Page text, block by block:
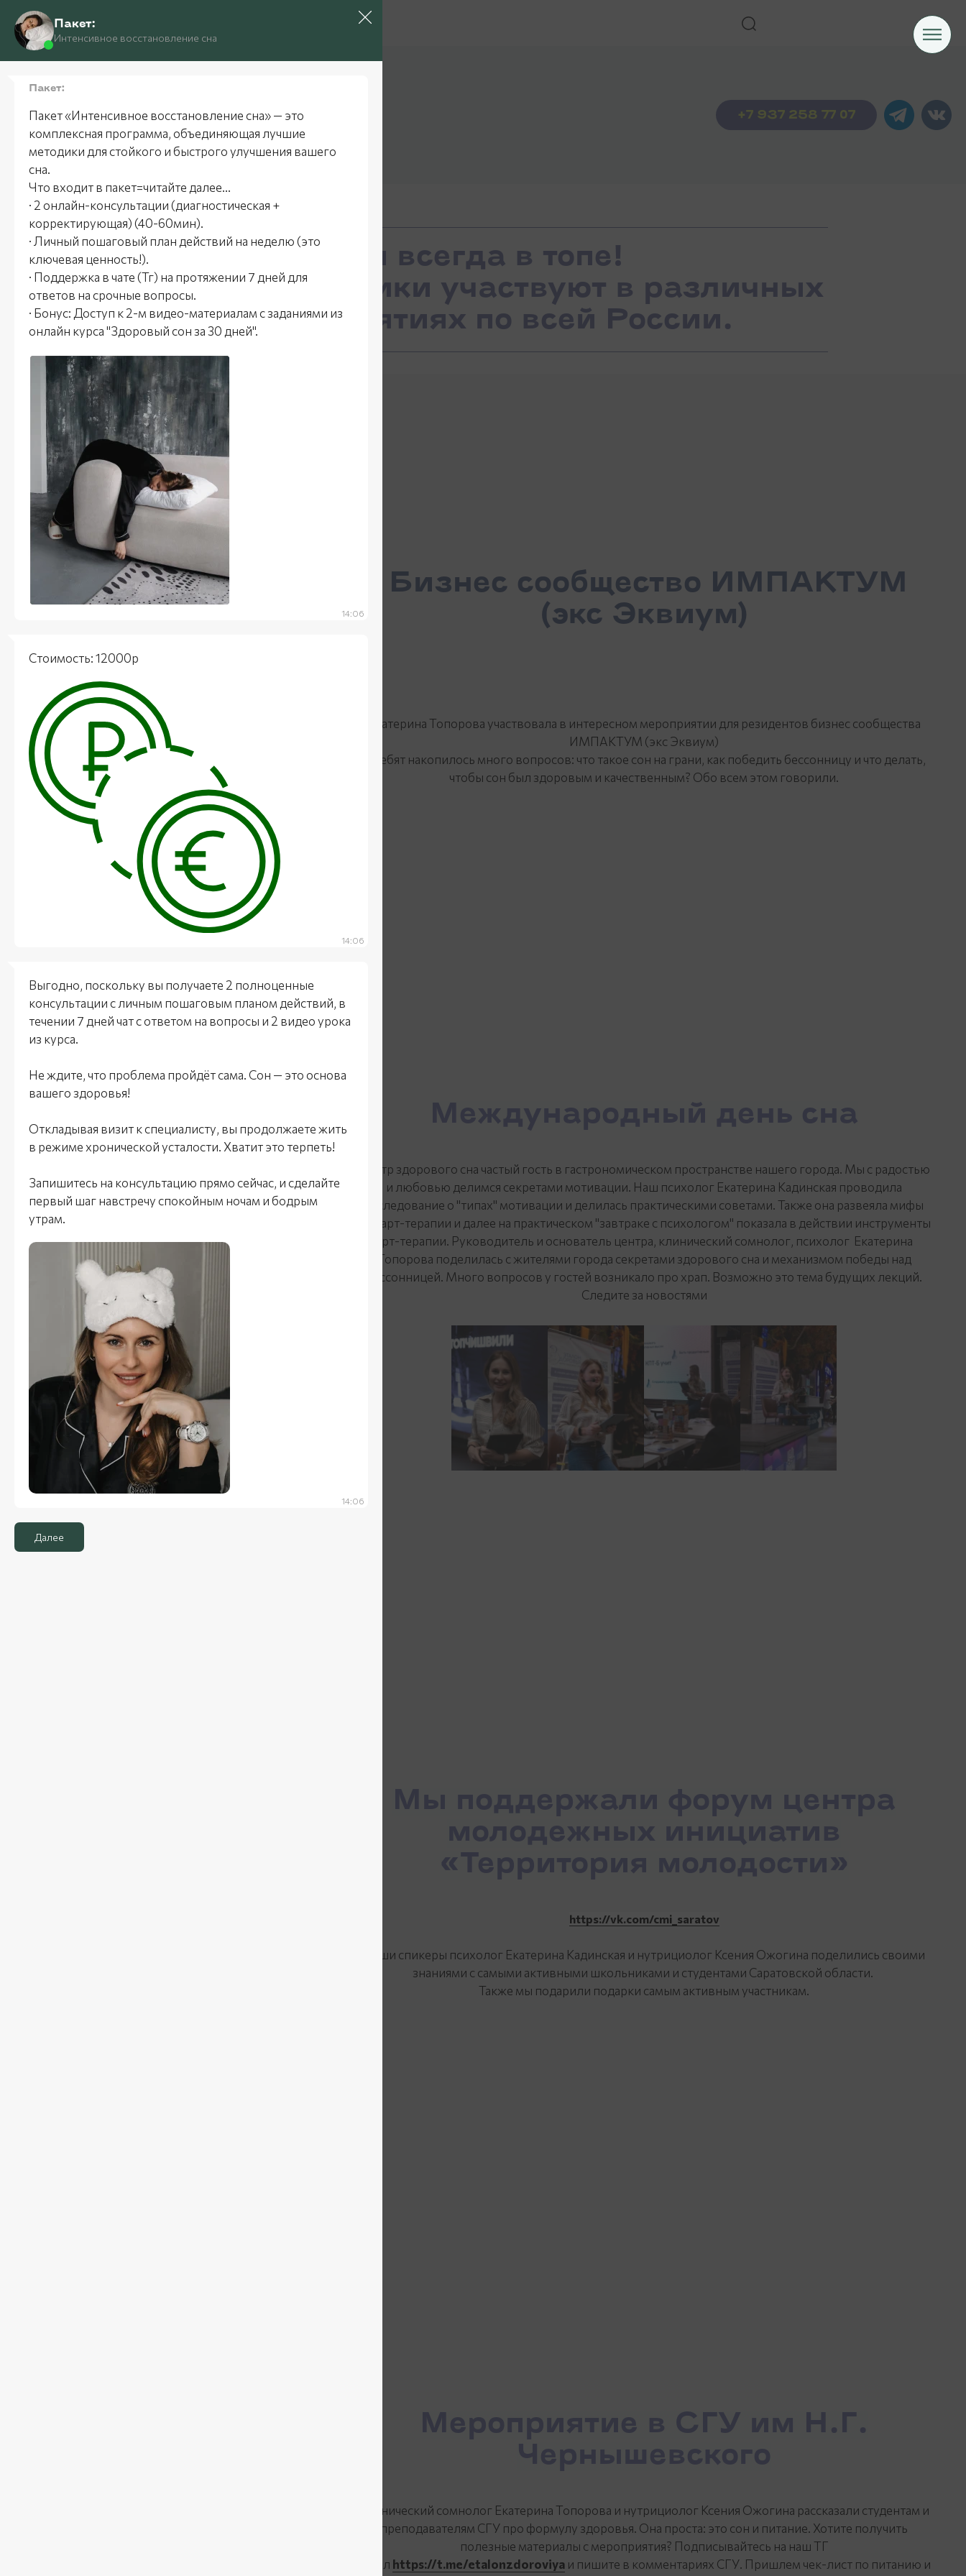
ЦЕНТР ЗДОРОВОГО СНА +7 937 258 77 07
Мы всегда в топе!
Наши сотрудники участвуют в различных
мероприятиях по всей России.
Бизнес сообщество ИМПАКТУМ
(экс Эквиум)
Екатерина Топорова участвовала в интересном мероприятии для резидентов бизнес сообщества
ИМПАКТУМ (экс Эквиум)
У ребят накопилось много вопросов: что такое сон на грани, как победить бессонницу и что делать,
чтобы сон был здоровым и качественным? Обо всем этом говорили.
Международный день сна
Центр здорового сна частый гость в гастрономическом пространстве нашего города. Мы с радостью
и любовью делимся секретами мотивации. Наш психолог Екатерина Кадинская проводила
исследование о "типах" мотивации и делилась практическими советами. Также она развеяла мифы
про арт-терапии и далее на практическом "завтраке с психологом" показала в действии инструменты
арт-терапии. Руководитель и основатель центра, клинический сомнолог, психолог Екатерина
Топорова поделилась с жителями города секретами здорового сна и механизмом победы над
бессонницей. Много вопросов у гостей возникало про храп. Возможно это тема будущих лекций.
Следите за новостями
Мы поддержали форум центра
молодежных инициатив
«Территория молодости»
https://vk.com/cmi_saratov
Наши спикеры психолог Екатерина Кадинская и нутрициолог Ксения Ожогина поделились своими
знаниями с самыми активными школьниками и студентами Саратовской области.
Также мы подарили подарки самым активным участникам.
Мероприятие в СГУ им Н.Г.
Чернышевского
Клинический сомнолог Екатерина Топорова и нутрициолог Ксения Ожогина рассказали студентам и
преподавателям СГУ про формулу здоровья. Она проста: это сон и питание. Хотите получить
полезные материалы с мероприятия? Подписывайтесь на наш ТГ
канал https://t.me/etalonzdoroviyaи пишите в комментариях СГУ. Пришлем чек-лист по питанию и
Пакет:
Интенсивное восстановление сна
Пакет:
Пакет «Интенсивное восстановление сна» — это
комплексная программа, объединяющая лучшие
методики для стойкого и быстрого улучшения вашего
сна.
Что входит в пакет=читайте далее...
· 2 онлайн-консультации (диагностическая +
корректирующая) (40-60мин).
· Личный пошаговый план действий на неделю (это
ключевая ценность!).
· Поддержка в чате (Тг) на протяжении 7 дней для
ответов на срочные вопросы.
· Бонус: Доступ к 2-м видео-материалам с заданиями из
онлайн курса "Здоровый сон за 30 дней".
14:06
Стоимость: 12000р
14:06
Выгодно, поскольку вы получаете 2 полноценные
консультации с личным пошаговым планом действий, в
течении 7 дней чат с ответом на вопросы и 2 видео урока
из курса.
Не ждите, что проблема пройдёт сама. Сон — это основа
вашего здоровья!
Откладывая визит к специалисту, вы продолжаете жить
в режиме хронической усталости. Хватит это терпеть!
Запишитесь на консультацию прямо сейчас, и сделайте
первый шаг навстречу спокойным ночам и бодрым
утрам.
14:06
Далее